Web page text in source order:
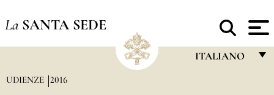
La SANTA SEDE
ITALIANO
UDIENZE 2016